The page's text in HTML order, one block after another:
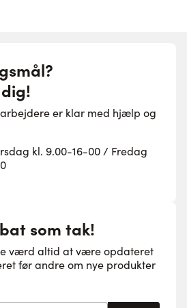
er klar med hjælp og
kl. 9.00-16-00 / Fredag
som tak!
værd altid at være opdateret
før andre om nye produkter